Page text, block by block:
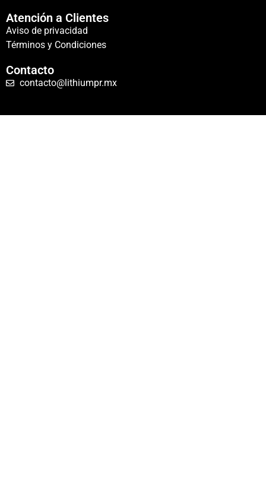
Atención a Clientes
Aviso de privacidad
Términos y Condiciones
Contacto
contacto@lithiumpr.mx